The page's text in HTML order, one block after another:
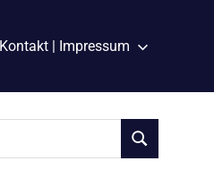
Kontakt | Impressum
SUCHEN